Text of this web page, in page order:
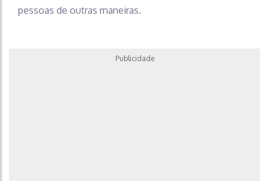
pessoas de outras maneiras.
Publicidade